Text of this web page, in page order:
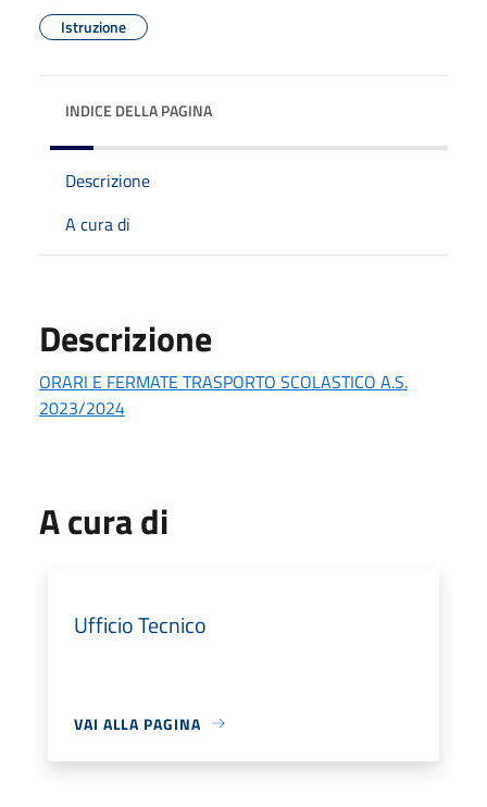
Istruzione
INDICE DELLA PAGINA
Descrizione
A cura di
Descrizione
ORARI E FERMATE TRASPORTO SCOLASTICO A.S.
2023/2024
A cura di
Ufficio Tecnico
VAI ALLA PAGINA